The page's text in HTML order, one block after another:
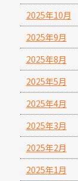
2025年10月
2025年9月
2025年8月
2025年5月
2025年4月
2025年3月
2025年2月
2025年1月